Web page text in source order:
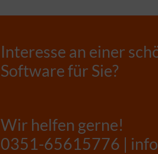
Interesse an einer
Software für Sie?
Wir helfen gerne!
0351-65615776 |